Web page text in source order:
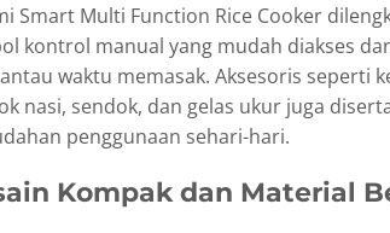
Smart Multi Function Rice Cooker
kontrol manual yang mudah diakses
waktu memasak. Aksesoris seperti
nasi, sendok, dan gelas ukur juga
penggunaan sehari-hari.
Kompak dan Material